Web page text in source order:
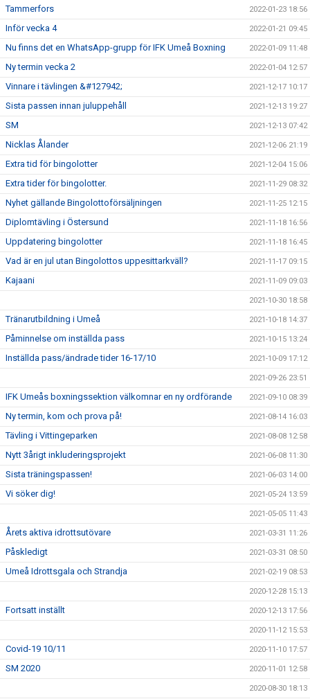
Tammerfors 2022-01-23 18:56
Inför vecka 4 2022-01-21 09:45
Nu finns det en WhatsApp-grupp för IFK Umeå Boxning 2022-01-09 11:48
Ny termin vecka 2 2022-01-04 12:57
Vinnare i tävlingen &#127942; 2021-12-17 10:17
Sista passen innan juluppehåll 2021-12-13 19:27
SM 2021-12-13 07:42
Nicklas Ålander 2021-12-06 21:19
Extra tid för bingolotter 2021-12-04 15:06
Extra tider för bingolotter. 2021-11-29 08:32
Nyhet gällande Bingolottoförsäljningen 2021-11-25 12:15
Diplomtävling i Östersund 2021-11-18 16:56
Uppdatering bingolotter 2021-11-18 16:45
Vad är en jul utan Bingolottos uppesittarkväll? 2021-11-17 09:15
Kajaani 2021-11-09 09:03
2021-10-30 18:58
Tränarutbildning i Umeå 2021-10-18 14:37
Påminnelse om inställda pass 2021-10-15 13:24
Inställda pass/ändrade tider 16-17/10 2021-10-09 17:12
2021-09-26 23:51
IFK Umeås boxningssektion välkomnar en ny ordförande 2021-09-10 08:39
Ny termin, kom och prova på! 2021-08-14 16:03
Tävling i Vittingeparken 2021-08-08 12:58
Nytt 3årigt inkluderingsprojekt 2021-06-08 11:30
Sista träningspassen! 2021-06-03 14:00
Vi söker dig! 2021-05-24 13:59
2021-05-05 11:43
Årets aktiva idrottsutövare 2021-03-31 11:26
Påskledigt 2021-03-31 08:50
Umeå Idrottsgala och Strandja 2021-02-19 08:53
2020-12-28 15:13
Fortsatt inställt 2020-12-13 17:56
2020-11-12 15:53
Covid-19 10/11 2020-11-10 17:57
SM 2020 2020-11-01 12:58
2020-08-30 18:13